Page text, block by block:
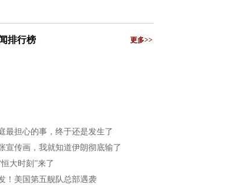
排行榜 更多>>
最担心的事，终于还是发生了
宣传画，我就知道伊朗彻底输了
大时刻”来了
！美国第五舰队总部遇袭